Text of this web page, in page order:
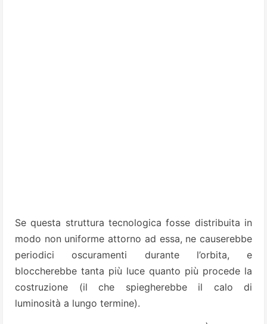
Se questa struttura tecnologica fosse distribuita in
modo non uniforme attorno ad essa, ne causerebbe
periodici oscuramenti durante l’orbita, e
bloccherebbe tanta più luce quanto più procede la
costruzione (il che spiegherebbe il calo di
luminosità a lungo termine).